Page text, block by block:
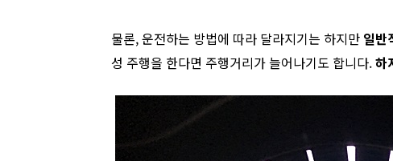
물론, 운전하는 방법에 따라 달라지기는 하지만 일반
성 주행을 한다면 주행거리가 늘어나기도 합니다.하